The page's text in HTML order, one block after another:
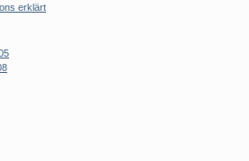
erklärt